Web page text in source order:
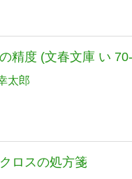
精度 (文春文庫 い
太郎
ロスの処方箋